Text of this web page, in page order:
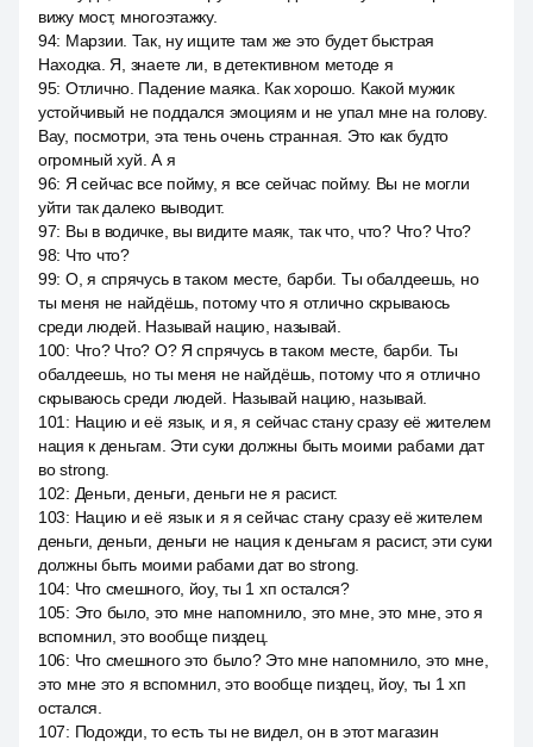
вижу мост, многоэтажку.
94: Марзии. Так, ну ищите там же это будет быстрая
Находка. Я, знаете ли, в детективном методе я
95: Отлично. Падение маяка. Как хорошо. Какой мужик
устойчивый не поддался эмоциям и не упал мне на голову.
Вау, посмотри, эта тень очень странная. Это как будто
огромный хуй. А я
96: Я сейчас все пойму, я все сейчас пойму. Вы не могли
уйти так далеко выводит.
97: Вы в водичке, вы видите маяк, так что, что? Что? Что?
98: Что что?
99: О, я спрячусь в таком месте, барби. Ты обалдеешь, но
ты меня не найдёшь, потому что я отлично скрываюсь
среди людей. Называй нацию, называй.
100: Что? Что? О? Я спрячусь в таком месте, барби. Ты
обалдеешь, но ты меня не найдёшь, потому что я отлично
скрываюсь среди людей. Называй нацию, называй.
101 : Нацию и её язык, и я, я сейчас стану сразу её жителем
нация к деньгам. Эти суки должны быть моими рабами дат
во strong.
102: Деньги, деньги, деньги не я расист.
103: Нацию и её язык и я я сейчас стану сразу её жителем
деньги, деньги, деньги не нация к деньгам я расист, эти суки
должны быть моими рабами дат во strong.
104: Что смешного, йоу, ты 1 хп остался?
105: Это было, это мне напомнило, это мне, это мне, это я
вспомнил, это вообще пиздец.
106: Что смешного это было? Это мне напомнило, это мне,
это мне это я вспомнил, это вообще пиздец, йоу, ты 1 хп
остался.
107: Подожди, то есть ты не видел, он в этот магазин